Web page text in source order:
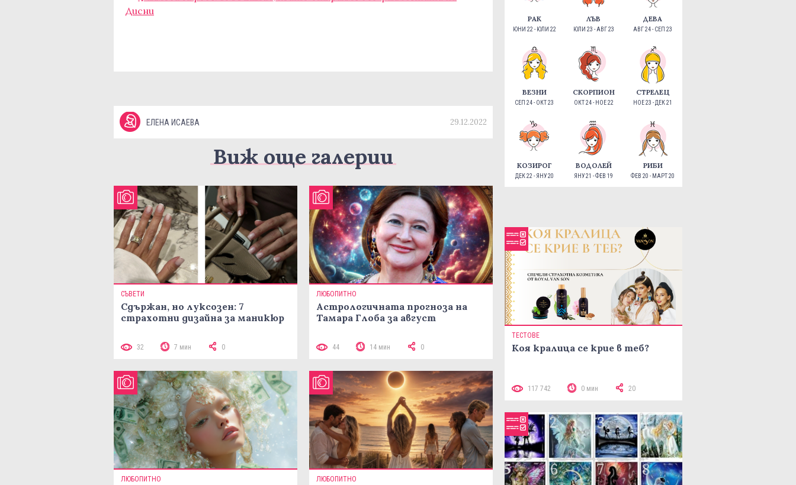
Дисни
ЕЛЕНА ИСАЕВА 29.12.2022
Виж още галерии
СЪВЕТИ
Сдържан, но луксозен: 7
страхотни дизайна за маникюр
32 7 мин 0
ЛЮБОПИТНО
Астрологичната прогноза на
Тамара Глоба за август
44 14 мин 0
ЛЮБОПИТНО ЛЮБОПИТНО
РАК
ЮНИ 22 - ЮЛИ 22
ЛЪВ
ЮЛИ 23 - АВГ 23
ДЕВА
АВГ 24 - СЕП 23
ВЕЗНИ
СЕП 24 - ОКТ 23
СКОРПИОН
ОКТ 24 - НОЕ 22
СТРЕЛЕЦ
НОЕ 23 - ДЕК 21
КОЗИРОГ
ДЕК 22 - ЯНУ 20
ВОДОЛЕЙ
ЯНУ 21 - ФЕВ 19
РИБИ
ФЕВ 20 - МАРТ 20
ТЕСТОВЕ
Коя кралица се крие в теб?
117 742 0 мин 20